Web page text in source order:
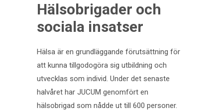
Hälsobrigader och
sociala insatser
Hälsa är en grundläggande förutsättning för
att kunna tillgodogöra sig utbildning och
utvecklas som individ. Under det senaste
halvåret har JUCUM genomfört en
hälsobrigad som nådde ut till 600 personer.